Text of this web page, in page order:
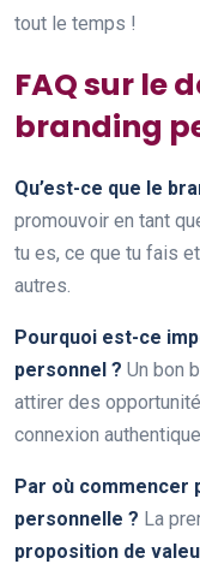
tout le temps !
FAQ sur le
branding
Qu’est-ce que le
promouvoir en tant
tu es, ce que tu fais
autres.
Pourquoi est-ce
personnel ? Un bon
attirer des
connexion
Par où commencer
personnelle ? La
proposition de